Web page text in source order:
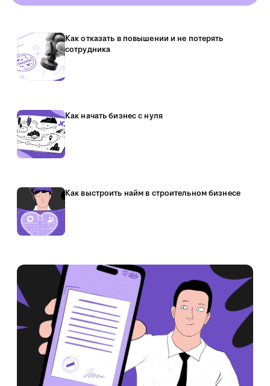
Как отказать в повышении и не потерять
сотрудника
Как начать бизнес с нуля
Как выстроить найм в строительном бизнесе